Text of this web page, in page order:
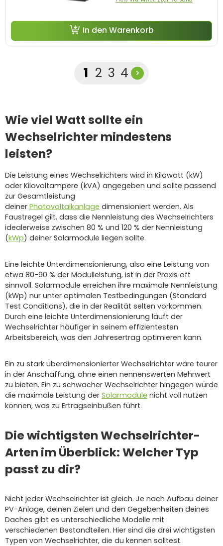
In den Warenkorb
Seite
1 Seite
2 Seite
3 Seite
4
Wie viel Watt sollte ein
Wechselrichter mindestens
leisten?
Die Leistung eines Wechselrichters wird in Kilowatt (kW)
oder Kilovoltampere (kVA) angegeben und sollte passend
zur Gesamtleistung
deiner Photovoltaikanlage dimensioniert werden. Als
Faustregel gilt, dass die Nennleistung des Wechselrichters
idealerweise zwischen 80 % und 120 % der Nennleistung
(kWp) deiner Solarmodule liegen sollte.
Eine leichte Unterdimensionierung, also eine Leistung von
etwa 80-90 % der Modulleistung, ist in der Praxis oft
sinnvoll. Solarmodule erreichen ihre maximale Nennleistung
(kWp) nur unter optimalen Testbedingungen (Standard
Test Conditions), die in der Realität selten vorkommen.
Durch eine leichte Unterdimensionierung läuft der
Wechselrichter häufiger in seinem effizientesten
Arbeitsbereich, was den Jahresertrag optimieren kann.
Ein zu stark überdimensionierter Wechselrichter wäre teurer
in der Anschaffung, ohne einen nennenswerten Mehrwert
zu bieten. Ein zu schwacher Wechselrichter hingegen würde
die maximale Leistung der Solarmodule nicht voll nutzen
können, was zu Ertragseinbußen führt.
Die wichtigsten Wechselrichter-
Arten im Überblick: Welcher Typ
passt zu dir?
Nicht jeder Wechselrichter ist gleich. Je nach Aufbau deiner
PV-Anlage, deinen Zielen und den Gegebenheiten deines
Daches gibt es unterschiedliche Modelle mit
verschiedenen Bestandteilen. Hier sind die drei wichtigsten
Typen von Wechselrichter, die du kennen solltest.